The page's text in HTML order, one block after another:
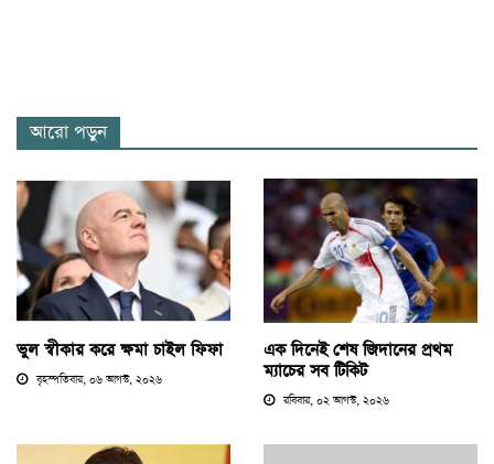
আরো পড়ুন
ভুল স্বীকার করে ক্ষমা চাইল ফিফা
বৃহস্পতিবার, ০৬ আগস্ট, ২০২৬
এক দিনেই শেষ জিদানের প্রথম
ম্যাচের সব টিকিট
রবিবার, ০২ আগস্ট, ২০২৬